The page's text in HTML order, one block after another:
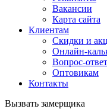
Вакансии
Карта сайта
Клиентам
Скидки и
Онлайн-
Вопрос-ответ
Оптовикам
Контакты
Вызвать замерщика